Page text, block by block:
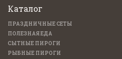
Каталог
ПРАЗДНИЧНЫЕ СЕТЫ
ПОЛЕЗНАЯ ЕДА
СЫТНЫЕ ПИРОГИ
РЫБНЫЕ ПИРОГИ